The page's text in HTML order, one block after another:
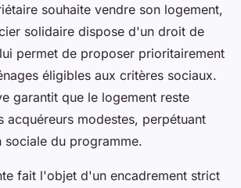
souhaite vendre son logement,
solidaire dispose d'un droit de
permet de proposer prioritairement
éligibles aux critères sociaux.
garantit que le logement reste
acquéreurs modestes, perpétuant
sociale du programme.
fait l'objet d'un encadrement strict